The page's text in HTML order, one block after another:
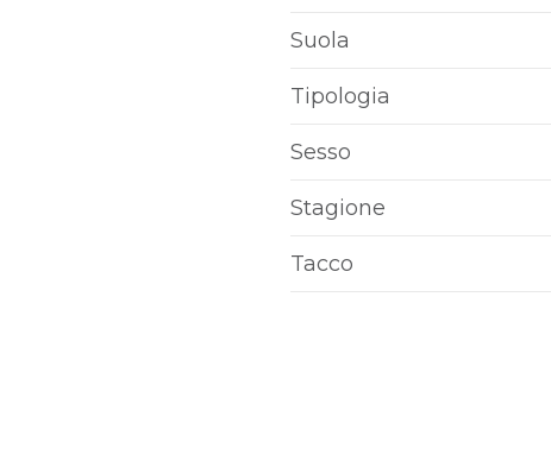
Suola
Tipologia
Sesso
Stagione
Tacco